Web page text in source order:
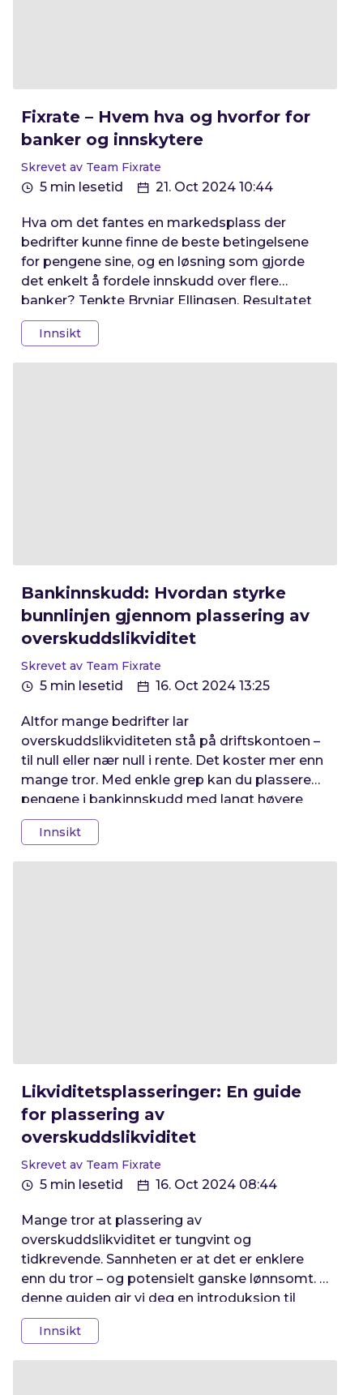
Fixrate – Hvem hva og hvorfor for
banker og innskytere
Skrevet av Team Fixrate
5 min lesetid 21. Oct 2024 10:44
Hva om det fantes en markedsplass der
bedrifter kunne finne de beste betingelsene
for pengene sine, og en løsning som gjorde
det enkelt å fordele innskudd over flere
banker? Tenkte Brynjar Ellingsen. Resultatet
ble Fixrate. I oktober 2017 gikk vi live.
Innsikt
Bankinnskudd: Hvordan styrke
bunnlinjen gjennom plassering av
overskuddslikviditet
Skrevet av Team Fixrate
5 min lesetid 16. Oct 2024 13:25
Altfor mange bedrifter lar
overskuddslikviditeten stå på driftskontoen –
til null eller nær null i rente. Det koster mer enn
mange tror. Med enkle grep kan du plassere
pengene i bankinnskudd med langt høyere
rente, uten å binde opp midler du trenger i
driften. Her viser vi deg hvordan.
Innsikt
Likviditetsplasseringer: En guide
for plassering av
overskuddslikviditet
Skrevet av Team Fixrate
5 min lesetid 16. Oct 2024 08:44
Mange tror at plassering av
overskuddslikviditet er tungvint og
tidkrevende. Sannheten er at det er enklere
enn du tror – og potensielt ganske lønnsomt. I
denne guiden gir vi deg en introduksjon til
likviditetsplasseringer, feilene mange gjør,
paradigmeskiftet som nå skjer i markedet,
alternativene bedrifter har og eksempler på
Innsikt